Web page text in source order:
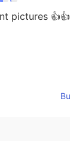
pictures 👍👍